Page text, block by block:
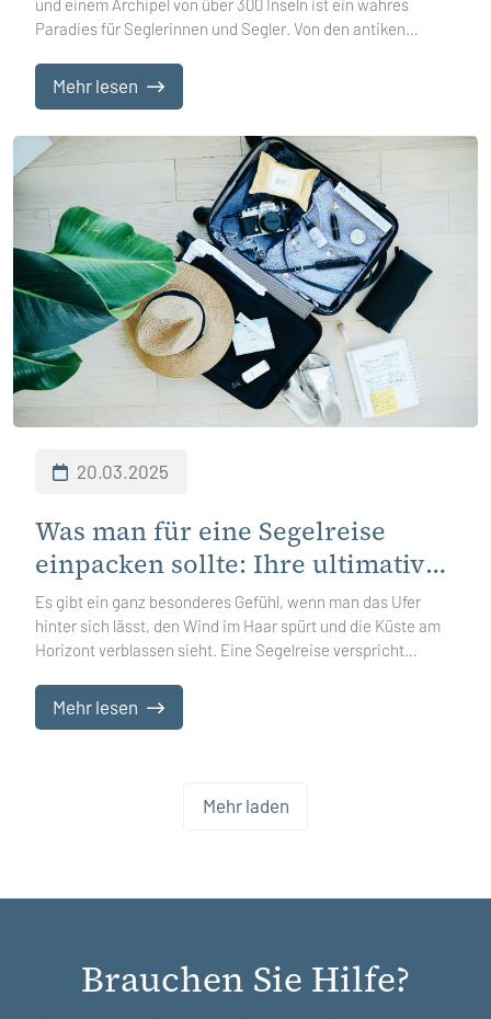
Adria entdecken
und einem Archipel von über 300 Inseln ist ein wahres
Paradies für Seglerinnen und Segler. Von den antiken
verborgenen Stränden und lebhaften Häfen bietet diese
Küste eine einzigartige Verbindung aus Naturschönheit,
Zadar bedeutet weit mehr, als nur Ihr Boot sicher
festzumachen. Es ist die Einladung, in die lokale Kultur
einzutauchen, frische Meeresküche zu genießen und
malerische Inseln zu erkunden, die wirken, als sei die Zeit
stehen geblieben.
Mehr lesen
20.03.2025
Was man für eine Segelreise
einpacken sollte: Ihre ultimative
Checkliste für reibungsloses
Segeln
Es gibt ein ganz besonderes Gefühl, wenn man das Ufer
hinter sich lässt, den Wind im Haar spürt und die Küste am
Horizont verblassen sieht. Eine Segelreise verspricht
– doch sie stellt auch Ihre Packfertigkeiten auf die Probe.
Die richtige Ausrüstung, Kleidung und wichtige Dinge
Mehr lesen
Mehr laden
Brauchen Sie Hilfe?